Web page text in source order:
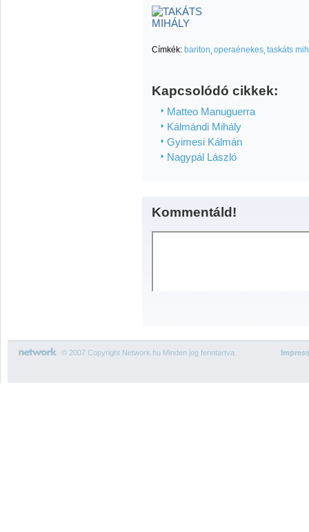
Címkék: bariton operaénekes taskáts
Kapcsolódó cikkek:
Matteo Manuguerra
Kálmándi Mihály
Gyimesi Kálmán
Nagypál László
Kommentáld!
© 2007 Copyright Network.hu Minden jog fenntartva.